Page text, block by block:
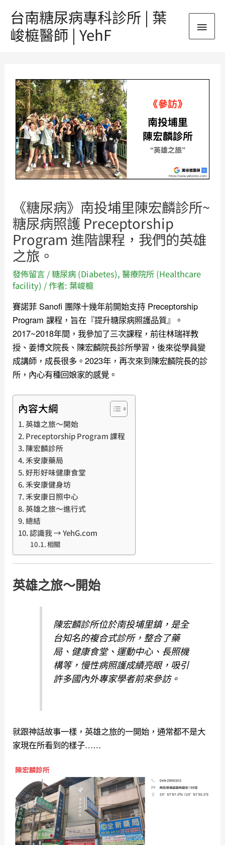
台南糖尿病專科診所 | 葉
峻榳醫師 | YehF
主
要
《糖尿病》南投埔里陳宏麟診所~
糖尿病照護 Preceptorship
Program 進階課程，我們的英雄
之旅。
發佈留言 /糖尿病 (Diabetes),醫療院所 (Healthcare
facility) / 作者: 葉峻榳
賽諾菲 Sanofi 團隊十幾年前開始支持 Preceptorship
Program 課程，旨在『提升糖尿病照護品質』。
2017~2018年間，我參加了三次課程，前往林瑞祥教
授、姜博文院長、陳宏麟院長診所學習，後來從學員變
成講師，成長很多。2023年，再次來到陳宏麟院長的診
所，內心有種回娘家的感覺。
內容大綱
英雄之旅～開始
Preceptorship Program 課程
陳宏麟診所
禾安康藥局
好形好味健康食堂
禾安康健身坊
禾安康日照中心
英雄之旅～進行式
總結
認識我 → YehG.com
相關
英雄之旅～開始
陳宏麟診所位於南投埔里鎮，是全
台知名的複合式診所，整合了藥
局、健康食堂、運動中心、長照機
構等，慢性病照護成績亮眼，吸引
許多國內外專家學者前來參訪。
就跟神話故事一樣，英雄之旅的一開始，通常都不是大
家現在所看到的樣子……